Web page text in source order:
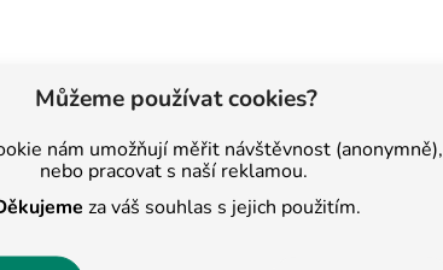
Můžeme používat cookies?
nám umožňují měřit návštěvnost (anonymně),
nebo pracovat s naší reklamou.
za váš souhlas s jejich použitím.